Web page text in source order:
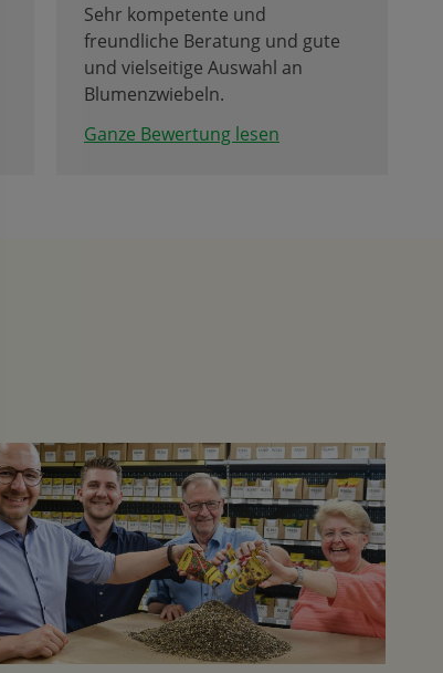
Sehr kompetente und
freundliche Beratung und gute
und vielseitige Auswahl an
Blumenzwiebeln.
Ganze Bewertung lesen